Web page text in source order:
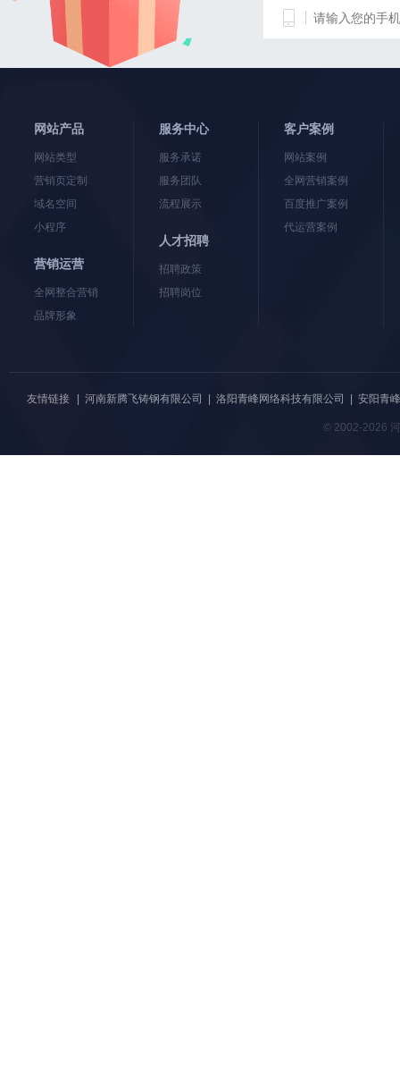
网站产品
网站类型
营销页定制
域名空间
小程序
营销运营
全网整合营销
品牌形象
服务中心
服务承诺
服务团队
流程展示
人才招聘
招聘政策
招聘岗位
客户案例
网站案例
全网营销案例
百度推广案例
代运营案例
友情链接 河南新腾飞铸钢有限公司 洛阳青峰网络科技有限公司 安阳青
© 2002-2026